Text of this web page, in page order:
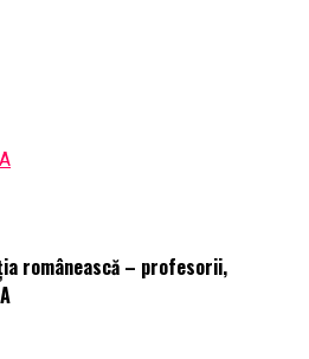
românească – profesorii,